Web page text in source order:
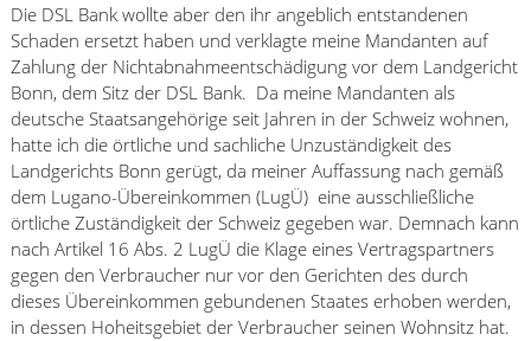
Die DSL Bank wollte aber den ihr angeblich entstandenen
Schaden ersetzt haben und verklagte meine Mandanten auf
Zahlung der Nichtabnahmeentschädigung vor dem Landgericht
Bonn, dem Sitz der DSL Bank. Da meine Mandanten als
deutsche Staatsangehörige seit Jahren in der Schweiz wohnen,
hatte ich die örtliche und sachliche Unzuständigkeit des
Landgerichts Bonn gerügt, da meiner Auffassung nach gemäß
dem Lugano-Übereinkommen (LugÜ) eine ausschließliche
örtliche Zuständigkeit der Schweiz gegeben war. Demnach kann
nach Artikel 16 Abs. 2 LugÜ die Klage eines Vertragspartners
gegen den Verbraucher nur vor den Gerichten des durch
dieses Übereinkommen gebundenen Staates erhoben werden,
in dessen Hoheitsgebiet der Verbraucher seinen Wohnsitz hat.